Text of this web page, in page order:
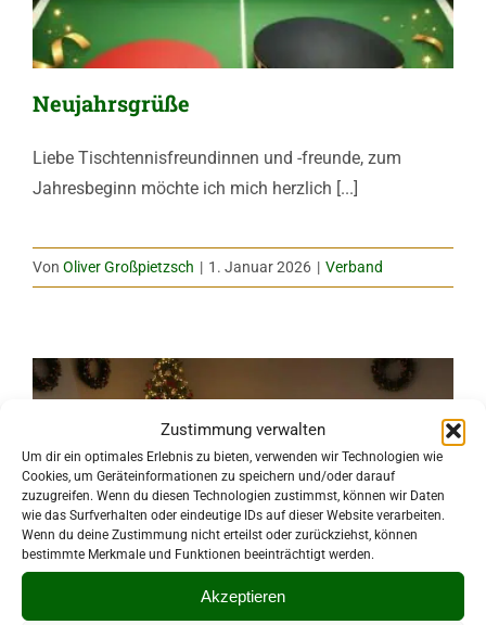
Zustimmung verwalten
Um dir ein optimales Erlebnis zu bieten, verwenden wir Technologien wie
Cookies, um Geräteinformationen zu speichern und/oder darauf
zuzugreifen. Wenn du diesen Technologien zustimmst, können wir Daten
wie das Surfverhalten oder eindeutige IDs auf dieser Website verarbeiten.
Wenn du deine Zustimmung nicht erteilst oder zurückziehst, können
bestimmte Merkmale und Funktionen beeinträchtigt werden.
Akzeptieren
Neujahrsgrüße
Liebe Tischtennisfreundinnen und -freunde, zum
Jahresbeginn möchte ich mich herzlich [...]
Von Oliver Großpietzsch | 1. Januar 2026 | Verband